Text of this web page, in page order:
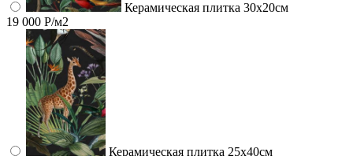
Керамическая плитка 30х20см
19 000 Р/м2
Керамическая плитка 25х40см